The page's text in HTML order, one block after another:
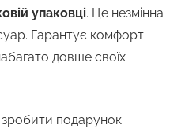
упаковці. Це незмінна
Гарантує комфорт
довше своїх
подарунок